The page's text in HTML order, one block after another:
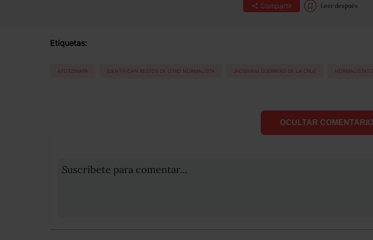
Compartir Leer después
Etiquetas:
AYOTZINAPA IDENTIFICAN RESTOS DE OTRO NORMALISTA JHOSIVANI GUERRERO DE LA CRUZ NORMALISTAS
OCULTAR
Suscribete para comentar...